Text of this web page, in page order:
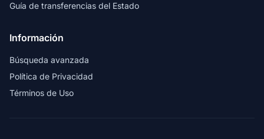
Guía de transferencias del Estado
Información
Búsqueda avanzada
Política de Privacidad
Términos de Uso